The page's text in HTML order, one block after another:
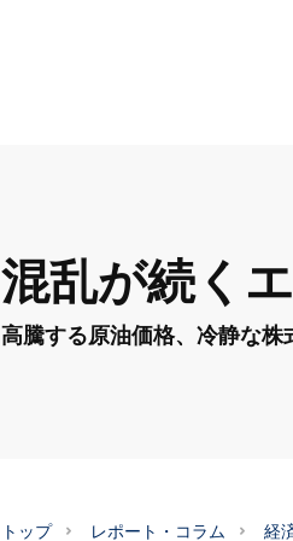
混乱が続く
高騰する原油価格、冷静な株
トップ レポート・コラム 経